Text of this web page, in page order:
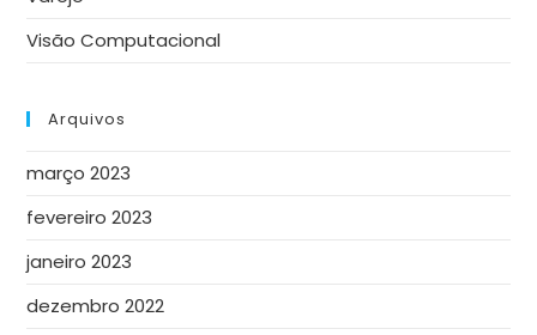
Visão Computacional
Arquivos
março 2023
fevereiro 2023
janeiro 2023
dezembro 2022